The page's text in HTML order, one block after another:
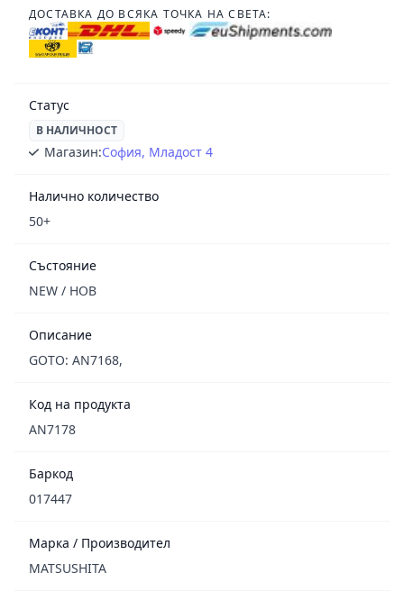
ДОСТАВКА ДО ВСЯКА ТОЧКА НА СВЕТА:
Статус
В НАЛИЧНОСТ
Магазин:София, Младост 4
Налично количество
50+
Състояние
NEW / НОВ
Описание
GOTO: AN7168,
Код на продукта
AN7178
Баркод
017447
Марка / Производител
MATSUSHITA